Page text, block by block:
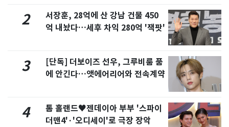
2
서장훈, 28억에 산 강남 건물 450
억 내놨다…세후 차익 280억 '잭팟'
3
[단독] 더보이즈 선우, 그루비룸 품
에 안긴다…앳에어리어와 전속계약
4
톰 홀랜드♥젠데이아 부부 '스파이
더맨4'·'오디세이'로 극장 장악